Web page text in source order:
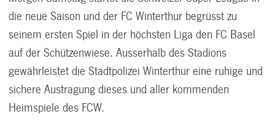
die neue Saison und der FC Winterthur begrüsst zu
seinem ersten Spiel in der höchsten Liga den FC Basel
auf der Schützenwiese. Ausserhalb des Stadions
gewährleistet die Stadtpolizei Winterthur eine ruhige und
sichere Austragung dieses und aller kommenden
Heimspiele des FCW.